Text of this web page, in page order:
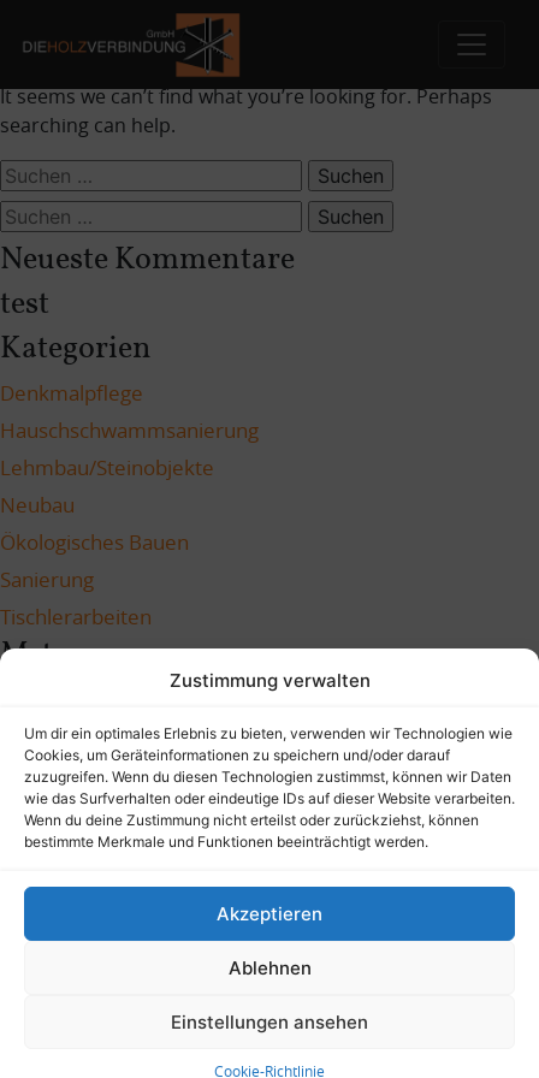
Zustimmung verwalten
Um dir ein optimales Erlebnis zu bieten, verwenden wir Technologien wie
Cookies, um Geräteinformationen zu speichern und/oder darauf
zuzugreifen. Wenn du diesen Technologien zustimmst, können wir Daten
wie das Surfverhalten oder eindeutige IDs auf dieser Website verarbeiten.
Wenn du deine Zustimmung nicht erteilst oder zurückziehst, können
bestimmte Merkmale und Funktionen beeinträchtigt werden.
Akzeptieren
Ablehnen
Einstellungen ansehen
Cookie-Richtlinie
Skip
content
Nothing Found
It seems we can’t find what you’re looking for. Perhaps
searching can help.
Suchen
nach:
Suchen
nach:
Neueste Kommentare
test
Kategorien
Denkmalpflege
Hauschschwammsanierung
Lehmbau/Steinobjekte
Neubau
Ökologisches Bauen
Sanierung
Tischlerarbeiten
Meta
Eintrags-Feed
Kommentar-Feed
WordPress.org
E-Mail:info@holzverbindung.info|
Tel: 04631-4051 04
Datenschutz